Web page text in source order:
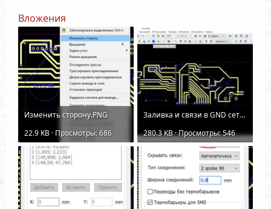
Вложения
Изменить сторону.PNG
22.9 KB · Просмотры: 686
Заливка и связи в GND сети.PNG
280.3 KB · Просмотры: 546